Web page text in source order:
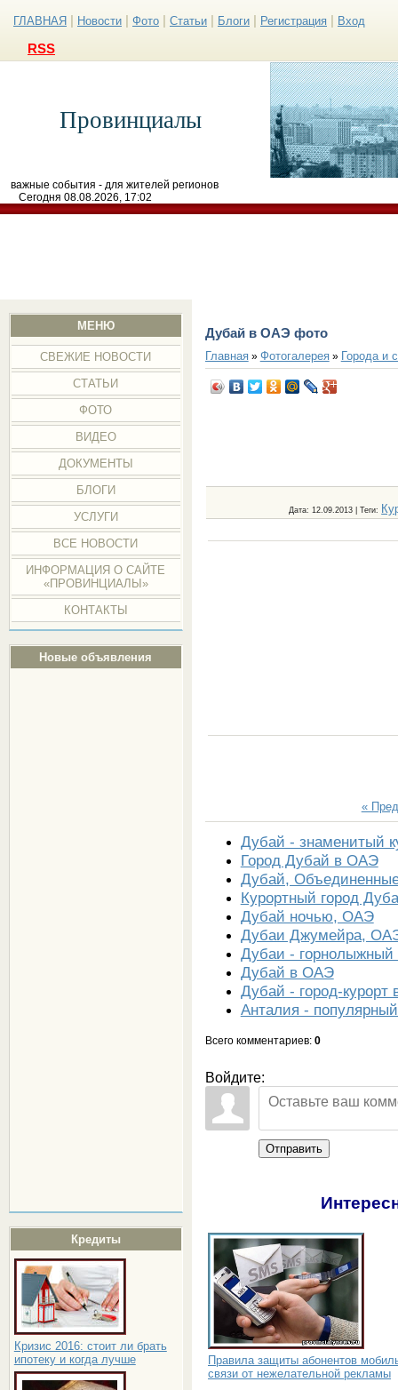
ГЛАВНАЯ Новости Фото Статьи Блоги Регистрация Вход
RSS
Провинциалы
важные события - для жителей регионов
Сегодня 08.08.2026, 17:02
МЕНЮ
СВЕЖИЕ НОВОСТИ
СТАТЬИ
ФОТО
ВИДЕО
ДОКУМЕНТЫ
БЛОГИ
УСЛУГИ
ВСЕ НОВОСТИ
ИНФОРМАЦИЯ О САЙТЕ
«ПРОВИНЦИАЛЫ»
КОНТАКТЫ
Новые объявления
Кредиты
Кризис 2016: стоит ли брать
ипотеку и когда лучше
Дубай в ОАЭ фото
Главная» Фотогалерея» Города и
Дата: 12.09.2013 |Теги:
«
Дубай - знаменитый
Город Дубай в ОАЭ
Дубай,
Курортный город
Дубай ночью, ОАЭ
Дубаи Джумейра,
Дубаи - горнолыжный
Дубай в ОАЭ
Дубай - город-
Анталия -
Всего комментариев: 0
Войдите:
Отправить
Правила защиты абонентов
связи от нежелательной рекламы